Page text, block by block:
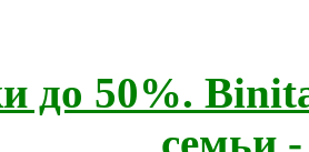
до 50%.
семьи